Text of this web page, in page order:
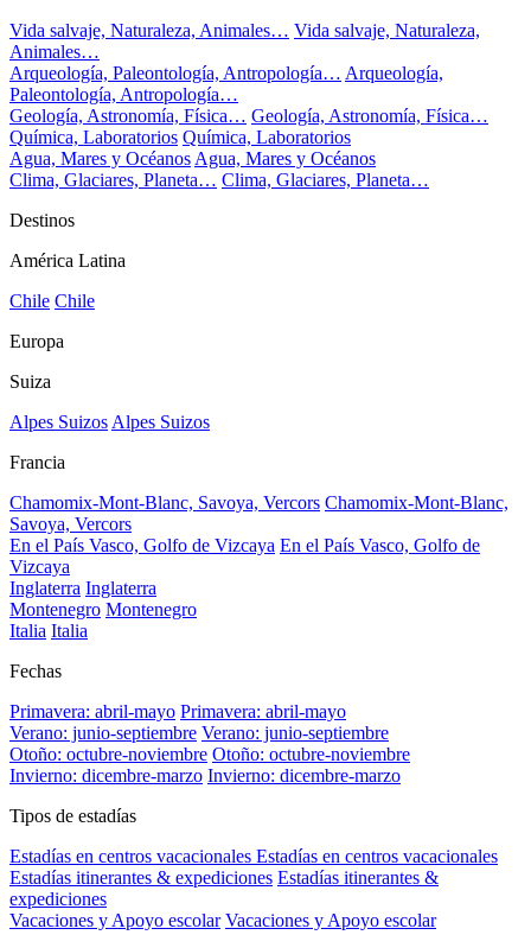
Vida salvaje, Naturaleza, Animales… Vida salvaje, Naturaleza,
Animales…
Arqueología, Paleontología, Antropología… Arqueología,
Paleontología, Antropología…
Geología, Astronomía, Física… Geología, Astronomía, Física…
Química, Laboratorios Química, Laboratorios
Agua, Mares y Océanos Agua, Mares y Océanos
Clima, Glaciares, Planeta… Clima, Glaciares, Planeta…
Destinos
América Latina
Chile Chile
Europa
Suiza
Alpes Suizos Alpes Suizos
Francia
Chamomix-Mont-Blanc, Savoya, Vercors Chamomix-Mont-Blanc,
Savoya, Vercors
En el País Vasco, Golfo de Vizcaya En el País Vasco, Golfo de
Vizcaya
Inglaterra Inglaterra
Montenegro Montenegro
Italia Italia
Fechas
Primavera: abril-mayo Primavera: abril-mayo
Verano: junio-septiembre Verano: junio-septiembre
Otoño: octubre-noviembre Otoño: octubre-noviembre
Invierno: dicembre-marzo Invierno: dicembre-marzo
Tipos de estadías
Estadías en centros vacacionales Estadías en centros vacacionales
Estadías itinerantes & expediciones Estadías itinerantes &
expediciones
Vacaciones y Apoyo escolar Vacaciones y Apoyo escolar